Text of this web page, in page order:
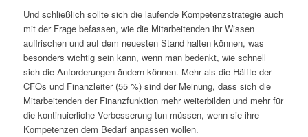
Und schließlich sollte sich die laufende Kompetenzstrategie auch
mit der Frage befassen, wie die Mitarbeitenden ihr Wissen
auffrischen und auf dem neuesten Stand halten können, was
besonders wichtig sein kann, wenn man bedenkt, wie schnell
sich die Anforderungen ändern können. Mehr als die Hälfte der
CFOs und Finanzleiter (55 %) sind der Meinung, dass sich die
Mitarbeitenden der Finanzfunktion mehr weiterbilden und mehr für
die kontinuierliche Verbesserung tun müssen, wenn sie ihre
Kompetenzen dem Bedarf anpassen wollen.